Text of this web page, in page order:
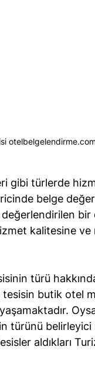
gibi türlerde
belge
kalitesine
türü
butik otel
türünü
aldıkları